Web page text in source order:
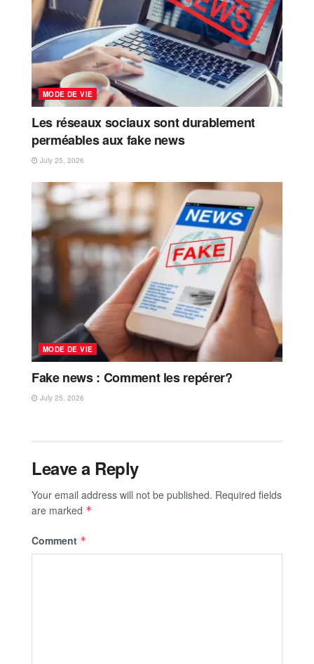
MODE DE VIE
Les réseaux sociaux sont durablement
perméables aux fake news
July 25, 2026
MODE DE VIE
Fake news : Comment les repérer?
July 25, 2026
Leave a Reply
Your email address will not be published. Required fields
are marked *
Comment *